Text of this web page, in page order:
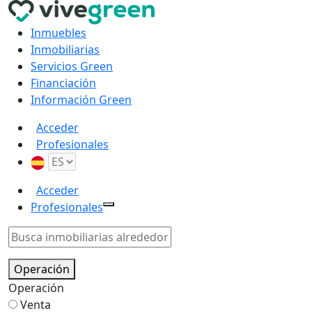
Inmuebles
Inmobiliarias
Servicios Green
Financiación
Información Green
Acceder
Profesionales
Acceder
Profesionales
Operación
Operación
Venta